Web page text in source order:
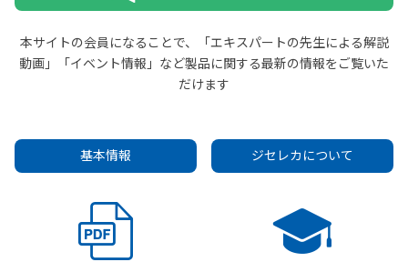
本サイトの会員になることで、「エキスパートの先生による解説
動画」「イベント情報」など製品に関する最新の情報をご覧いた
だけます
基本情報 ジセレカについて